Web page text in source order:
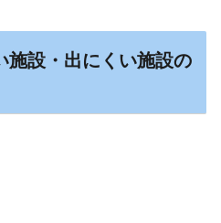
施設・出にくい施設の